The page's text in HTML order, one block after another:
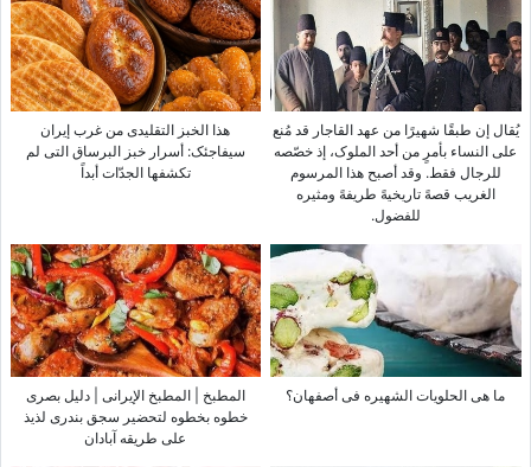
یُقال إن طبقًا شهیرًا من عهد القاجار قد مُنع
على النساء بأمرٍ من أحد الملوک، إذ خصّصه
للرجال فقط. وقد أصبح هذا المرسوم
الغریب قصهً تاریخیهً طریفهً ومثیره
للفضول.
هذا الخبز التقلیدی من غرب إیران
سیفاجئک: أسرار خبز البرساق التی لم
تکشفها الجدّات أبداً
ما هی الحلویات الشهیره فی أصفهان؟
المطبخ | المطبخ الإیرانی | دلیل بصری
خطوه بخطوه لتحضیر سجق بندری لذیذ
على طریقه آبادان